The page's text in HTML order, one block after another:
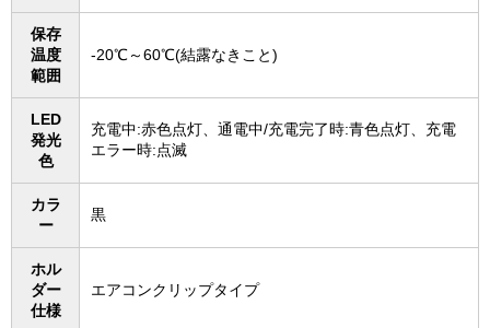
保存
温度
範囲
-20℃～60℃(結露なきこと)
LED
発光
色
充電中:赤色点灯、通電中/充電完了時:青色点灯、充電
エラー時:点滅
カラ
ー
黒
ホル
ダー
仕様
エアコンクリップタイプ